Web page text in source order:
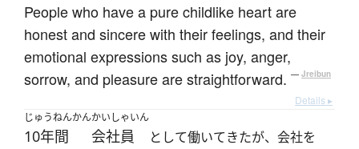
People who have a pure childlike heart are
honest and sincere with their feelings, and their
emotional expressions such as joy, anger,
sorrow, and pleasure are straightforward. — Jreibun
Details ▸
じゅうねんかん
10年間
かいしゃいん
会社員 として働いてきたが、会社を